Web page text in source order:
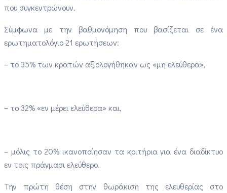
που συγκεντρώνουν.
Σύμφωνα με την βαθμονόμηση που βασίζεται σε ένα
ερωτηματολόγιο 21 ερωτήσεων:
– το 35% των κρατών αξιολογήθηκαν ως «μη ελεύθερα»,
– το 32% «εν μέρει ελεύθερα» και,
– μόλις το 20% ικανοποίησαν τα κριτήρια για ένα διαδίκτυο
εν τοις πράγμασι ελεύθερο.
Την πρώτη θέση στην θωράκιση της ελευθερίας στο